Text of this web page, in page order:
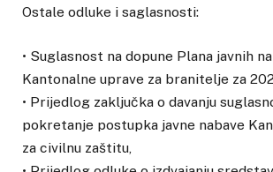
Ostale odluke i saglasnosti:
• Suglasnost na dopune Plana javnih
Kantonalne uprave za branitelje za
• Prijedlog zaključka o davanju
pokretanje postupka javne nabave
za civilnu zaštitu,